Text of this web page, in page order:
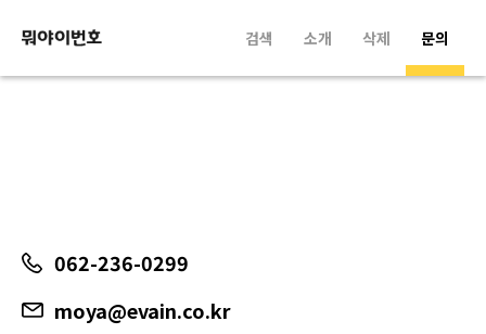
검색 소개 삭제 문의
062-236-0299
moya@evain.co.kr